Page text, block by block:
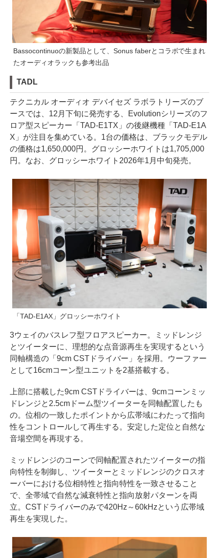
Bassocontinuoの新製品として、Sonus faberとコラボで生まれ
たオーディオラックも参考出品
TADL
テクニカル オーディオ デバイセズ ラボラトリーズのブ
ースでは、12月下旬に発売する、Evolutionシリーズのフ
ロア型スピーカー「TAD-E1TX」の後継機種「TAD-E1A
X」が注目を集めている。1台の価格は、ブラックモデル
の価格は1,650,000円。グロッシーホワイトは1,705,000
円。なお、グロッシーホワイト2026年1月中旬発売。
「TAD-E1AX」グロッシーホワイト
3ウェイのバスレフ型フロアスピーカー。ミッドレンジ
とツイーターに、理想的な点音源再生を実現するという
同軸構造の「9cm CSTドライバー」を採用。ウーファー
として16cmコーン型ユニットを2基搭載する。
上部に搭載した9cm CSTドライバーは、9cmコーンミッ
ドレンジと2.5cmドーム型ツイーターを同軸配置したも
の。位相の一致したポイントから広帯域にわたって指向
性をコントロールして再生する。安定した定位と自然な
音場空間を再現する。
ミッドレンジのコーンで同軸配置されたツイーターの指
向特性を制御し、ツイーターとミッドレンジのクロスオ
ーバーにおける位相特性と指向特性を一致させること
で、全帯域で自然な減衰特性と指向放射パターンを両
立。CSTドライバーのみで420Hz～60kHzという広帯域
再生を実現した。